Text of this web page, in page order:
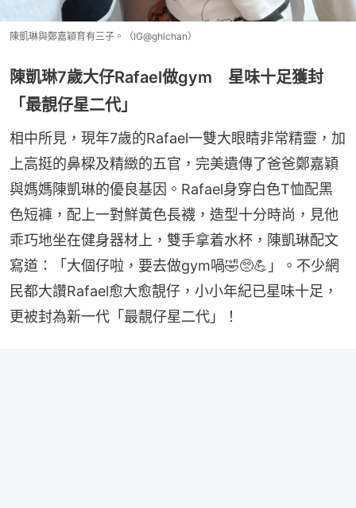
陳凱琳與鄭嘉穎育有三子。（IG@ghlchan）
陳凱琳7歲大仔Rafael做gym 星味十足獲封
「最靚仔星二代」
相中所見，現年7歲的Rafael一雙大眼睛非常精靈，加
上高挺的鼻樑及精緻的五官，完美遺傳了爸爸鄭嘉穎
與媽媽陳凱琳的優良基因。Rafael身穿白色T恤配黑
色短褲，配上一對鮮黃色長襪，造型十分時尚，見他
乖巧地坐在健身器材上，雙手拿着水杯，陳凱琳配文
寫道：「大個仔啦，要去做gym喎🤣🥺💪」。不少網
民都大讚Rafael愈大愈靚仔，小小年紀已星味十足，
更被封為新一代「最靚仔星二代」！